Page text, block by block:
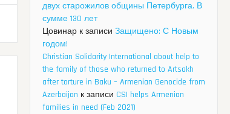
двух старожилов общины Петербурга. В
сумме 130 лет
Цовинар к записи Защищено: С Новым
годом!
Christian Solidarity International about help to
the family of those who returned to Artsakh
after torture in Baku – Armenian Genocide from
Azerbaijan к записи CSI helps Armenian
families in need (Feb 2021)